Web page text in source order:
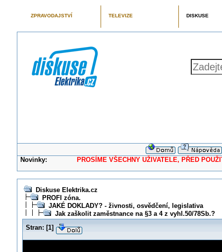
ZPRAVODAJSTVÍ TELEVIZE DISKUSE
Novinky: PROSÍME VŠECHNY UŽIVATELE, PŘED
Diskuse Elektrika.cz
PROFI zóna.
JAKÉ DOKLADY? - živnosti, osvědčení, legislativa
Jak zaškolit zaměstnance na §3 a 4 z vyhl.50/78Sb.?
Stran: [1]